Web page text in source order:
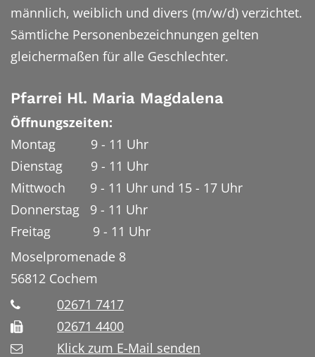
männlich, weiblich und divers (m/w/d) verzichtet.
Sämtliche Personenbezeichnungen gelten
gleichermaßen für alle Geschlechter.
Pfarrei Hl. Maria Magdalena
Öffnungszeiten:
Montag 9 - 11 Uhr
Dienstag 9 - 11 Uhr
Mittwoch 9 - 11 Uhr und 15 - 17 Uhr
Donnerstag 9 - 11 Uhr
Freitag 9 - 11 Uhr
Moselpromenade 8
56812 Cochem
02671 7417
02671 4400
Klick zum E-Mail senden